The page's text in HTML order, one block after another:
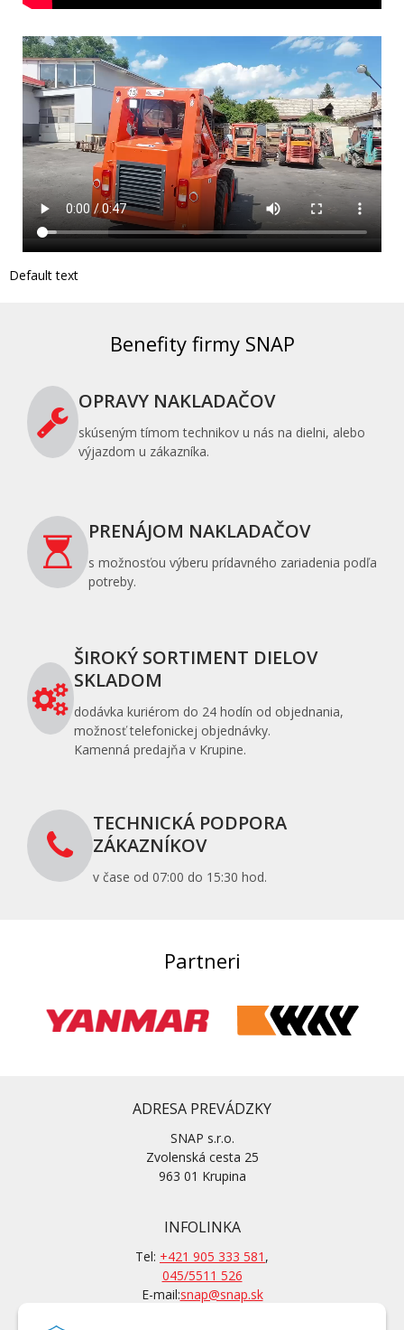
Default text
Benefity firmy SNAP
OPRAVY NAKLADAČOV
skúseným tímom technikov u nás na dielni, alebo
výjazdom u zákazníka.
PRENÁJOM NAKLADAČOV
s možnosťou výberu prídavného zariadenia podľa
potreby.
ŠIROKÝ SORTIMENT DIELOV
SKLADOM
dodávka kuriérom do 24 hodín od objednania,
možnosť telefonickej objednávky.
Kamenná predajňa v Krupine.
TECHNICKÁ PODPORA
ZÁKAZNÍKOV
v čase od 07:00 do 15:30 hod.
Partneri
ADRESA PREVÁDZKY
SNAP s.r.o.
Zvolenská cesta 25
963 01 Krupina
INFOLINKA
Tel: +421 905 333 581 ,
045/5511 526
E-mail:snap@snap.sk